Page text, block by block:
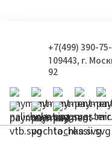
+7(499) 390-
109443, г.
92